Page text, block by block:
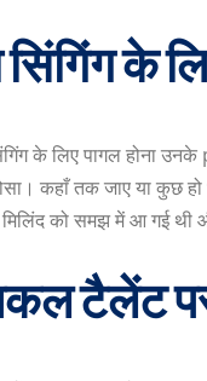
सिंगिंग के
के लिए पागल होना
कहाँ तक जाए या कुछ
मिलिंद को समझ में आ गई
टैलेंट